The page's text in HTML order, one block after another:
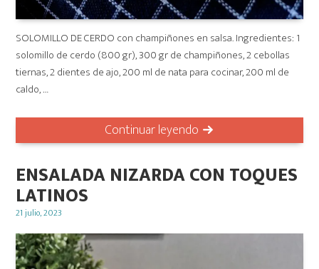
SOLOMILLO DE CERDO con champiñones en salsa. Ingredientes: 1
solomillo de cerdo (800 gr), 300 gr de champiñones, 2 cebollas
tiernas, 2 dientes de ajo, 200 ml de nata para cocinar, 200 ml de
caldo, …
Continuar leyendo
ENSALADA NIZARDA CON TOQUES
LATINOS
Posted
21 julio, 2023